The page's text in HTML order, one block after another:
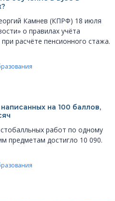
Камнев (КПРФ) 18 июля
о правилах учёта
расчёте пенсионного стажа.
на 100 баллов,
работ по одному
предметам достигло 10 090.